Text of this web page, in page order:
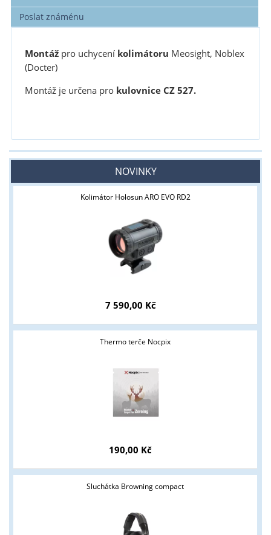
Poslat známénu
Montážpro uchycení kolimátoru Meosight, Noblex
(Docter)
Montáž je určena pro kulovnice CZ 527.
NOVINKY
Kolimátor Holosun ARO EVO RD2
7 590,00 Kč
Thermo terče Nocpix
190,00 Kč
Sluchátka Browning compact